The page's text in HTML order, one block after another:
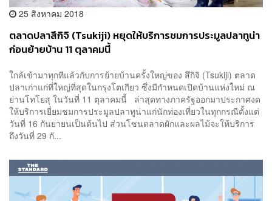
25 สิงหาคม 2018
ตลาดปลาสึกิจิ (Tsukiji) หยุดให้บริการชมการประมูลปลาทูน่า
ก่อนย้ายบ้าน 11 ตุลาคมนี้
ใกล้เข้ามาทุกทีแล้วกับการย้ายบ้านครั้งใหญ่ของ สึกิจิ (Tsukiji) ตลาด
ปลาเก่าแก่ที่ใหญ่ที่สุดในกรุงโตเกียว ซึ่งมีกำหนดเปิดบ้านแห่งใหม่ ณ
ย่านโทโยสุ ในวันที่ 11 ตุลาคมนี้ ล่าสุดทางภาครัฐออกมาประกาศงด
ให้บริการเยี่ยมชมการประมูลปลาทูน่าแก่นักท่องเที่ยวในทุกกรณีตั้งแต่
วันที่ 16 กันยายนเป็นต้นไป ส่วนโซนตลาดผักและผลไม้จะให้บริการ
ถึงวันที่ 29 กั...